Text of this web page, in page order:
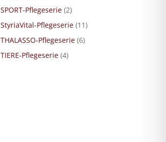
SPORT-Pflegeserie (2)
StyriaVital-Pflegeserie (11)
THALASSO-Pflegeserie (6)
TIERE-Pflegeserie (4)